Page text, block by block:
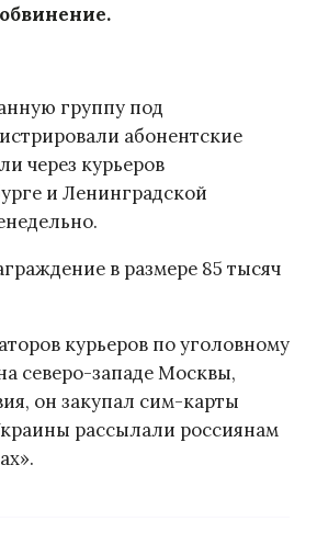
группу под
абонентские
через курьеров
и Ленинградской
в размере 85 тысяч
курьеров по уголовному
северо-западе Москвы,
он закупал сим-карты
рассылали россиянам